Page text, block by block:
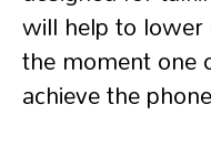
will help to
the moment one
achieve the